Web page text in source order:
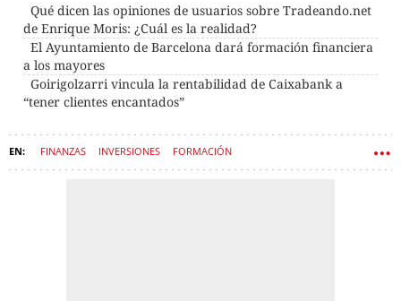
Qué dicen las opiniones de usuarios sobre Tradeando.net
de Enrique Moris: ¿Cuál es la realidad?
El Ayuntamiento de Barcelona dará formación financiera
a los mayores
Goirigolzarri vincula la rentabilidad de Caixabank a
“tener clientes encantados”
FINANZAS INVERSIONES FORMACIÓN